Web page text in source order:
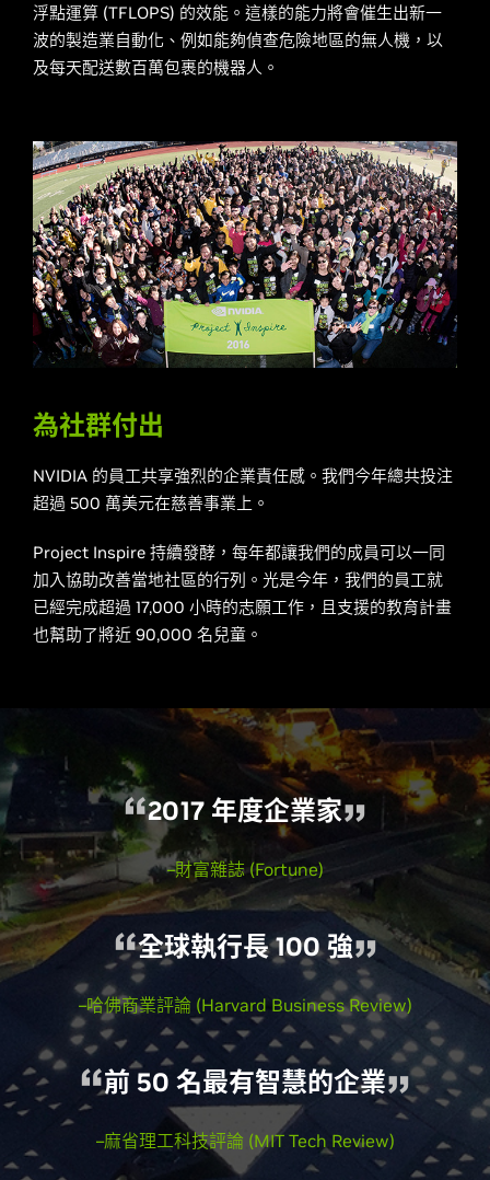
浮點運算 (TFLOPS) 的效能。這樣的能力將會催生出新一
波的製造業自動化、例如能夠偵查危險地區的無人機，以
及每天配送數百萬包裹的機器人。
為社群付出
NVIDIA 的員工共享強烈的企業責任感。我們今年總共投注
超過 500 萬美元在慈善事業上。
Project Inspire 持續發酵，每年都讓我們的成員可以一同
加入協助改善當地社區的行列。光是今年，我們的員工就
已經完成超過 17,000 小時的志願工作，且支援的教育計畫
也幫助了將近 90,000 名兒童。
2017 年度企業家
–財富雜誌 (Fortune)
全球執行長 100 強
–哈佛商業評論 (Harvard Business Review)
前 50 名最有智慧的企業
–麻省理工科技評論 (MIT Tech Review)